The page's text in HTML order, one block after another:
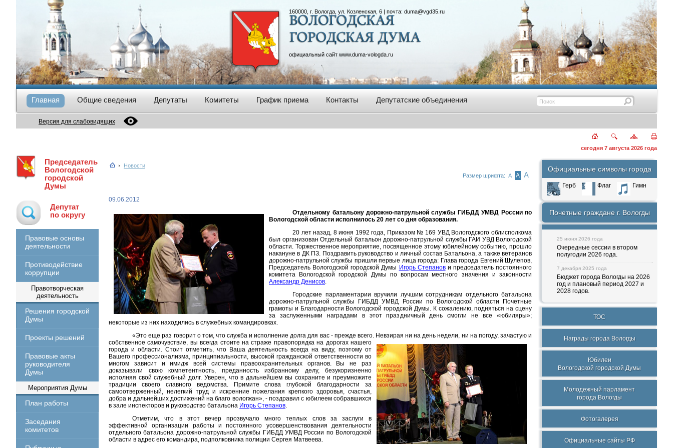
160000, г. Вологда, ул. Козленская, 6 | почта: duma@vgd35.ru
официальный сайт www.duma-vologda.ru
Главная Общие сведения Депутаты Комитеты График приема Контакты Депутатские объединения
Версия для слабовидящих
сегодня 7 августа 2026 года
Председатель
Вологодской
городской
Думы
Депутат
по округу
Правовые основы
деятельности
Противодействие
коррупции
Правотворческая
деятельность
Решения городской
Думы
Проекты решений
Правовые акты
руководителя
Думы
Мероприятия Думы
План работы
Заседания
комитетов
Новости
Размер шрифта: А А А
09.06.2012
Отдельному батальону дорожно-патрульной службы ГИБДД УМВД России по
Вологодской области исполнилось 20 лет со дня образования.
20 лет назад, 8 июня 1992 года, Приказом № 169 УВД Вологодского облисполкома
был организован Отдельный батальон дорожно-патрульной службы ГАИ УВД Вологодской
области. Торжественное мероприятие, посвященное этому юбилейному событию, прошло
накануне в ДК ПЗ. Поздравить руководство и личный состав Батальона, а также ветеранов
дорожно-патрульной службы пришли первые лица города: Глава города Евгений Шулепов,
Председатель Вологодской городской Думы Игорь Степанови председатель постоянного
комитета Вологодской городской Думы по вопросам местного значения и законности
Александр Денисов.
Городские парламентарии вручили лучшим сотрудникам отдельного батальона
дорожно-патрульной службы ГИБДД УМВД России по Вологодской области Почетные
грамоты и Благодарности Вологодской городской Думы. К сожалению, подняться на сцену
за заслуженными наградами в этот праздничный день смогли не все «юбиляры»;
некоторые из них находились в служебных командировках.
«Это еще раз говорит о том, что служба и исполнение долга для вас - прежде всего. Невзирая ни на день недели, ни на погоду, зачастую и
собственное самочувствие, вы всегда стоите на страже правопорядка на дорогах нашего
города и области. Стоит отметить, что Ваша деятельность всегда на виду, поэтому от
Вашего профессионализма, принципиальности, высокой гражданской ответственности во
многом зависит и имидж всей системы правоохранительных органов. Вы не раз
доказывали свою компетентность, преданность избранному делу, безукоризненно
исполняя свой служебный долг. Уверен, что в дальнейшем вы сохраните и преумножите
традиции своего славного ведомства. Примите слова глубокой благодарности за
самоотверженный, нелегкий труд и искренние пожелания крепкого здоровья, счастья,
добра и дальнейших достижений на благо вологжан», - поздравил с юбилеем собравшихся
в зале инспекторов и руководство батальона Игорь Степанов.
Отметим, что в этот вечер прозвучало много теплых слов за заслуги в
эффективной организации работы и постоянного усовершенствования деятельности
отдельного батальона дорожно-патрульной службы ГИБДД УМВД России по Вологодской
области в адрес его командира, подполковника полиции Сергея Матвеева.
Официальные символы города
Герб Флаг Гимн
Почетные граждане г. Вологды
25 июня 2026 года
Очередные сессии в втором
полугодии 2026 года.
7 декабря 2025 года
Бюджет города Вологды на 2026
год и плановый период 2027 и
2028 годов.
ТОС
Награды города Вологды
Юбилеи
Вологодской городской Думы
Молодежный парламент
города Вологды
Фотогалерея
Официальные сайты РФ